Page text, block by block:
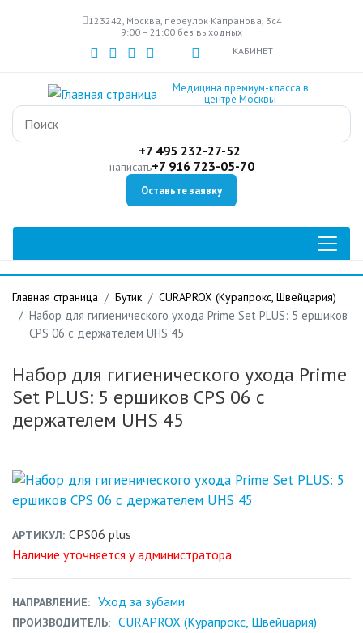
к
основному
содержанию
123242, Москва, переулок Капранова, 3с4
9:00 – 21:00 без выходных
КАБИНЕТ
Медицина премиум-класса в
центре Москвы
+7 495 232-27-52
написать+7 916 723-05-70
Оставьте заявку
Главная страница Бутик CURAPROX (Курапрокс, Швейцария)
Набор для гигиенического ухода Prime Set PLUS: 5 ершиков
CPS 06 c держателем UHS 45
Набор для гигиенического ухода Prime
Set PLUS: 5 ершиков CPS 06 c
держателем UHS 45
АРТИКУЛ CPS06 plus
Наличие уточняется у администратора
НАПРАВЛЕНИЕ Уход за зубами
ПРОИЗВОДИТЕЛЬ CURAPROX (Курапрокс, Швейцария)